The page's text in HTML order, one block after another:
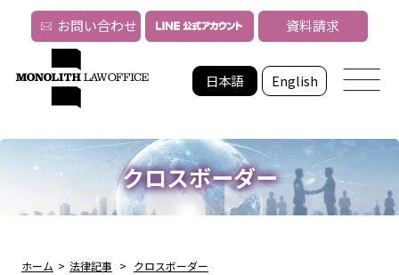
日本語 English
お問い合わせ 資料請求
クロスボーダー
ホーム > 法律記事 > クロスボーダー